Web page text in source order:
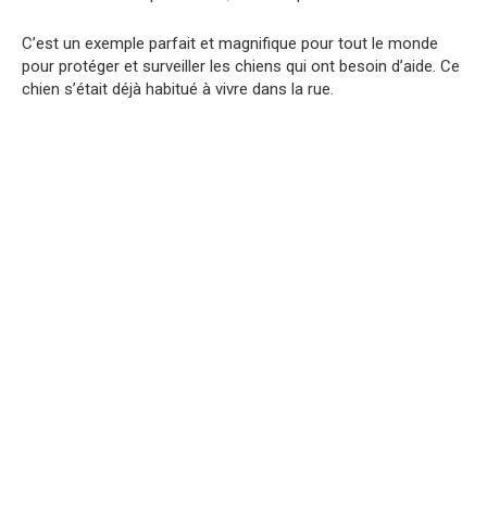
C’est un exemple parfait et magnifique pour tout le monde
pour protéger et surveiller les chiens qui ont besoin d’aide. Ce
chien s’était déjà habitué à vivre dans la rue.